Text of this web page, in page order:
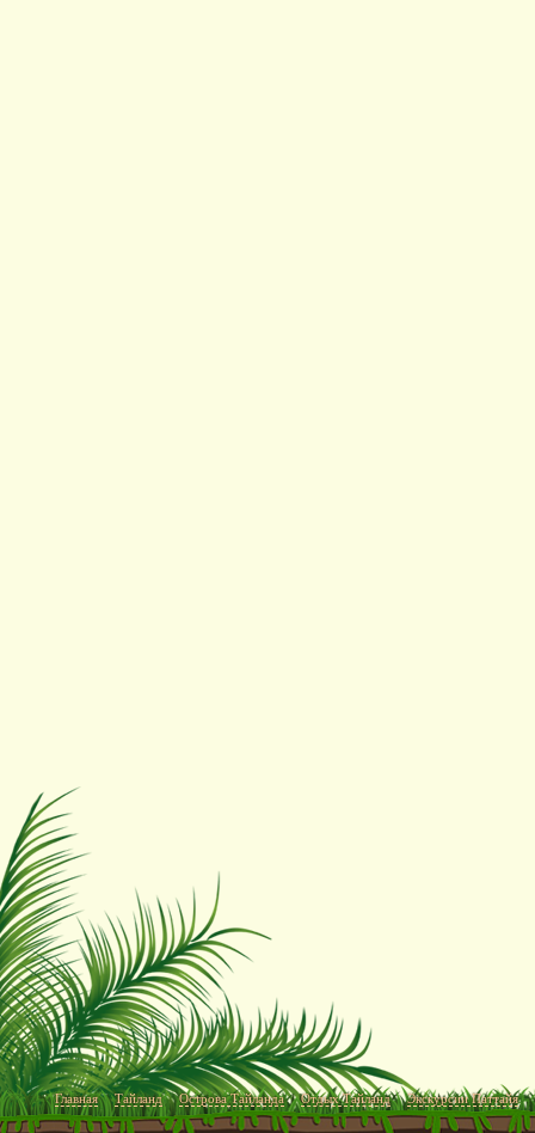
Главная Тайланд Острова Тайланда Отдых Тайланд Экскурсии Паттайя